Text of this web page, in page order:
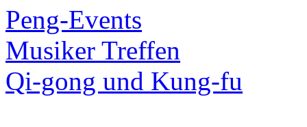
Peng-Events
Musiker Treffen
Qi-gong und Kung-fu